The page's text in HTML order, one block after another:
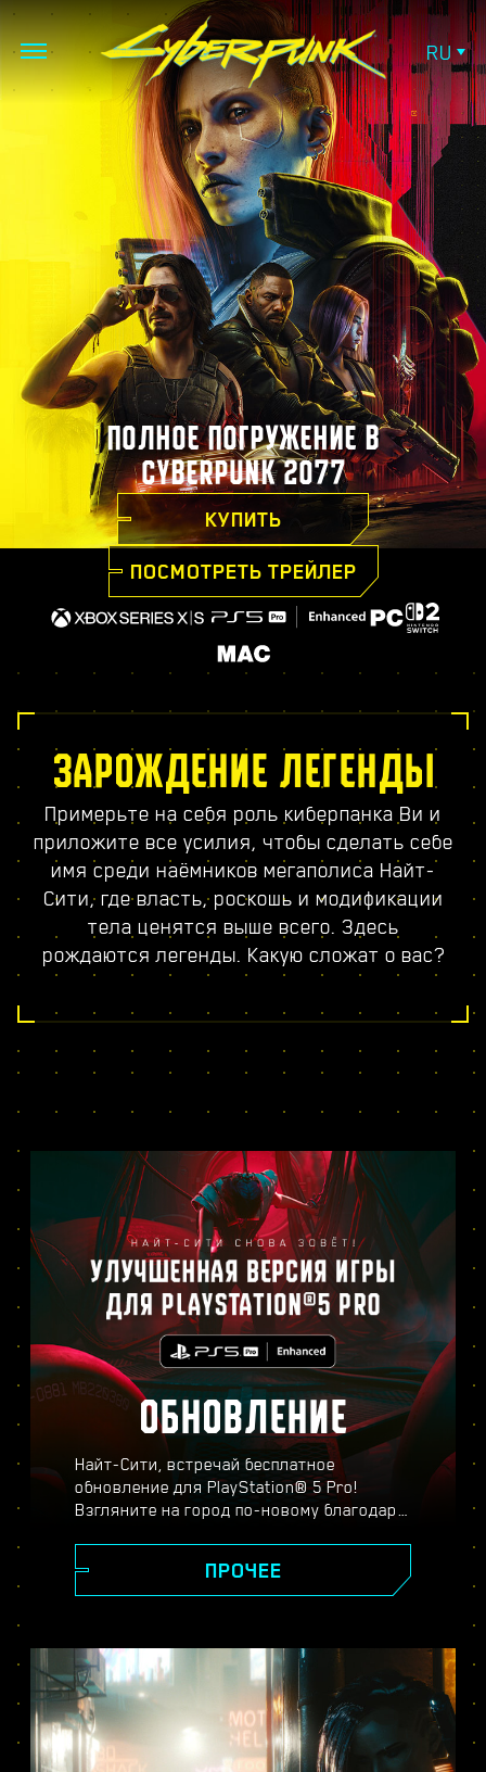
RU
ПОЛНОЕ ПОГРУЖЕНИЕ В
CYBERPUNK 2077
КУПИТЬ
ПОСМОТРЕТЬ ТРЕЙЛЕР
ЗАРОЖДЕНИЕ ЛЕГЕНДЫ
Примерьте на себя роль киберпанка Ви и
приложите все усилия, чтобы сделать себе
имя среди наёмников мегаполиса Найт-
Сити, где власть, роскошь и модификации
тела ценятся выше всего. Здесь
рождаются легенды. Какую сложат о вас?
ОБНОВЛЕНИЕ
Найт-Сити, встречай бесплатное
обновление для PlayStation® 5 Pro!
Взгляните на город по-новому благодаря
трассировки лучей, повышенной частоте
кадров и другим улучшениям. Выберите
производительности, трассировки лучей
или трассировки лучей для Pro — и
оцените реалистичность изображения,
плавность игрового процесса и другие
новшества в версии Cyberpunk 2077 для
PS5® Pro.
ПРОЧЕЕ